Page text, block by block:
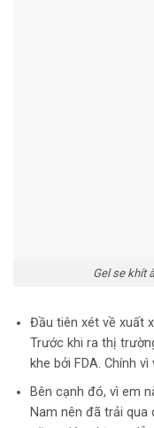
Gel se khít âm
Đầu tiên xét về xuất
Trước khi ra thị
khe bởi FDA. Chính
Bên cạnh đó, vì em
Nam nên đã trải qua